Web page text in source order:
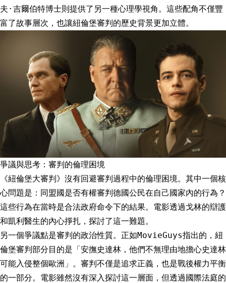
夫·吉爾伯特博士則提供了另一種心理學視角。這些配角不僅豐
富了故事層次，也讓紐倫堡審判的歷史背景更加立體。
爭議與思考：審判的倫理困境
《紐倫堡大審判》沒有回避審判過程中的倫理困境。其中一個核
心問題是：同盟國是否有權審判德國公民在自己國家內的行為？
這些行為在當時是合法政府命令下的結果。電影透過戈林的辯護
和凱利醫生的內心掙扎，探討了這一難題。
另一個爭議點是審判的政治性質。正如MovieGuys指出的，紐
倫堡審判部分目的是「安撫史達林，他們不無理由地擔心史達林
可能入侵整個歐洲」。審判不僅是追求正義，也是戰後權力平衡
的一部分。電影雖然沒有深入探討這一層面，但透過國際法庭的